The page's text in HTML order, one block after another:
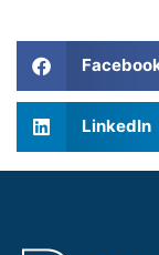
LinkedIn